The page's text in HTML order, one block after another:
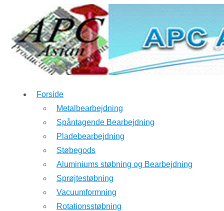
til
hovedindhold
Forside
Metalbearbejdning
Spåntagende Bearbejdning
Pladebearbejdning
Støbegods
Aluminiums støbning og Bearbejdning
Sprøjtestøbning
Vacuumformning
Rotationsstøbning